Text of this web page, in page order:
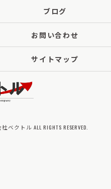
ブログ
お問い合わせ
サイトマップ
クトル ALL RIGHTS RESERVED.